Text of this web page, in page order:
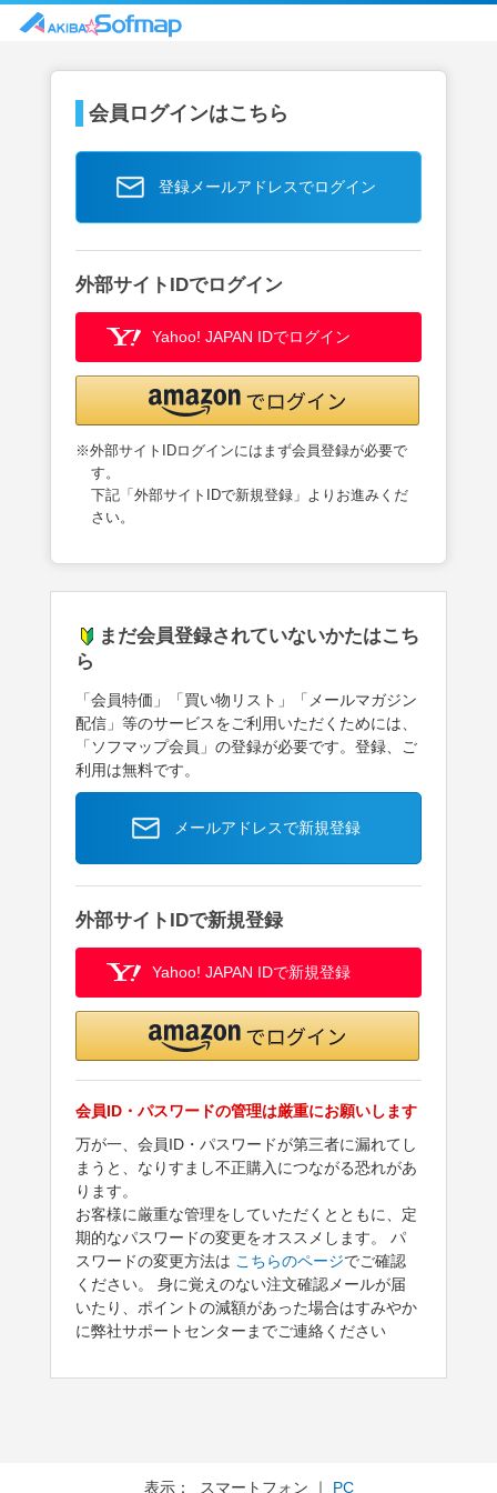
会員ログインはこちら
登録メールアドレスでログイン
外部サイトIDでログイン
Yahoo! JAPAN IDでログイン
※外部サイトIDログインにはまず会員登録が必要で
す。
下記「外部サイトIDで新規登録」よりお進みくだ
さい。
まだ会員登録されていないかたはこち
ら
「会員特価」「買い物リスト」「メールマガジン
配信」等のサービスをご利用いただくためには、
「ソフマップ会員」の登録が必要です。登録、ご
利用は無料です。
メールアドレスで新規登録
外部サイトIDで新規登録
Yahoo! JAPAN IDで新規登録
会員ID・パスワードの管理は厳重にお願いします
万が一、会員ID・パスワードが第三者に漏れてし
まうと、なりすまし不正購入につながる恐れがあ
ります。
お客様に厳重な管理をしていただくとともに、定
期的なパスワードの変更をオススメします。 パ
スワードの変更方法は こちらのページでご確認
ください。 身に覚えのない注文確認メールが届
いたり、ポイントの減額があった場合はすみやか
に弊社サポートセンターまでご連絡ください
表示： スマートフォン ｜ PC